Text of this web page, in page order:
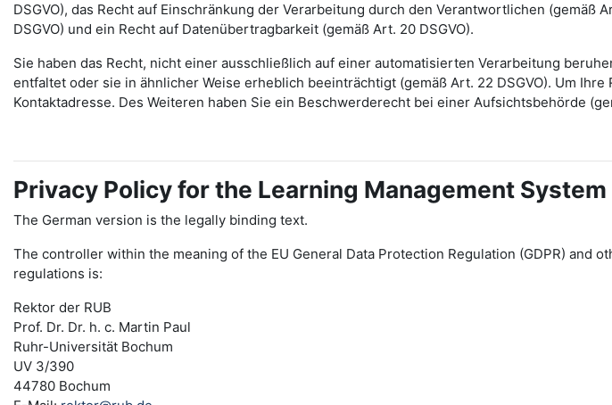
DSGVO), das Recht auf Einschränkung der Verarbeitung durch den Verantwortlichen (gemäß
DSGVO) und ein Recht auf Datenübertragbarkeit (gemäß Art. 20 DSGVO).
Sie haben das Recht, nicht einer ausschließlich auf einer automatisierten Verarbeitung
entfaltet oder sie in ähnlicher Weise erheblich beeinträchtigt (gemäß Art. 22 DSGVO). Um
Kontaktadresse. Des Weiteren haben Sie ein Beschwerderecht bei einer Aufsichtsbehörde
Privacy Policy for the Learning Management
The German version is the legally binding text.
The controller within the meaning of the EU General Data Protection Regulation (GDPR)
regulations is:
Rektor der RUB
Prof. Dr. Dr. h. c. Martin Paul
Ruhr-Universität Bochum
UV 3/390
44780 Bochum